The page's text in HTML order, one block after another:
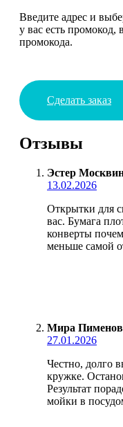
Введите адрес и
у вас есть промокод,
промокода.
Сделать заказ
Отзывы
Эстер
13.02.2026
Открытки для
вас. Бумага
конверты
меньше самой
Мира
27.01.2026
Честно, долго
кружке.
Результат
мойки в